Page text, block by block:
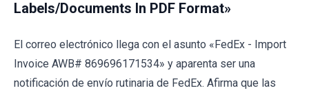
Labels/Documents In PDF Format»
El correo electrónico llega con el asunto «FedEx - Import
Invoice AWB# 869696171534» y aparenta ser una
notificación de envío rutinaria de FedEx. Afirma que las